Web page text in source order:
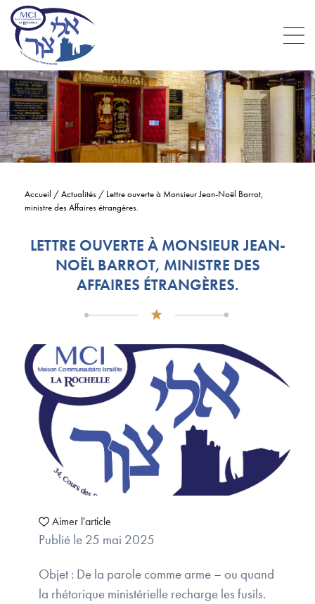
Accueil /Actualités / Lettre ouverte à Monsieur Jean-Noël Barrot,
ministre des Affaires étrangères.
LETTRE OUVERTE À MONSIEUR JEAN-
NOËL BARROT, MINISTRE DES
AFFAIRES ÉTRANGÈRES.
Aimer l'article
Publié le 25 mai 2025
Objet : De la parole comme arme – ou quand
la rhétorique ministérielle recharge les fusils.